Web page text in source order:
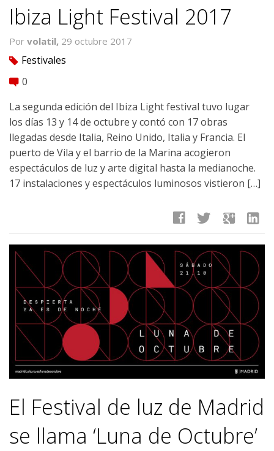
Ibiza Light Festival 2017
Por volatil, 29 octubre 2017
tag Festivales
comment 0
La segunda edición del Ibiza Light festival tuvo lugar
los días 13 y 14 de octubre y contó con 17 obras
llegadas desde Italia, Reino Unido, Italia y Francia. El
puerto de Vila y el barrio de la Marina acogieron
espectáculos de luz y arte digital hasta la medianoche.
17 instalaciones y espectáculos luminosos vistieron […]
facebook twitter google linkedin
El Festival de luz de Madrid
se llama ‘Luna de Octubre’